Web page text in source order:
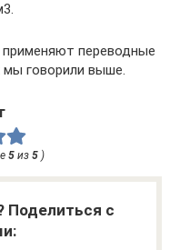
переводные
говорили выше.
5из 5)
Поделиться с